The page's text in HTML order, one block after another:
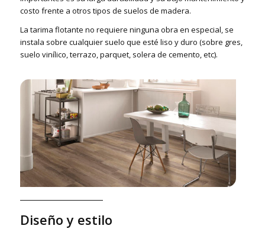
costo frente a otros tipos de suelos de madera.
La tarima flotante no requiere ninguna obra en especial, se
instala sobre cualquier suelo que esté liso y duro (sobre gres,
suelo vinílico, terrazo, parquet, solera de cemento, etc).
Diseño y estilo